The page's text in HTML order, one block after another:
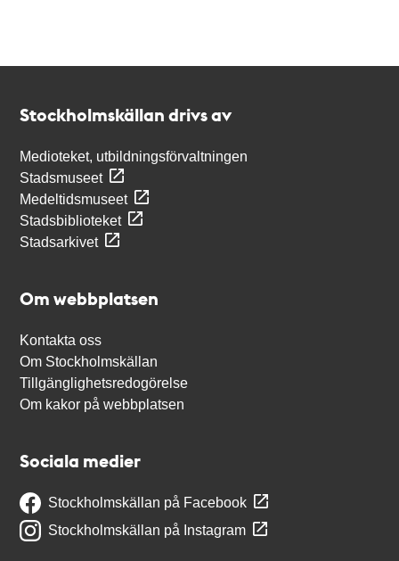
Stockholmskällan drivs av
Medioteket, utbildningsförvaltningen
Stadsmuseet
Medeltidsmuseet
Stadsbiblioteket
Stadsarkivet
Om webbplatsen
Kontakta oss
Om Stockholmskällan
Tillgänglighetsredogörelse
Om kakor på webbplatsen
Sociala medier
Stockholmskällan på Facebook
Stockholmskällan på Instagram